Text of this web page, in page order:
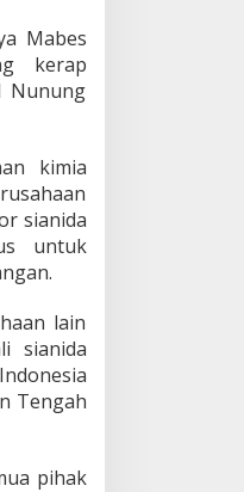
Mabes
kerap
Nunung
kimia
sianida
untuk
lain
sianida
Tengah
pihak